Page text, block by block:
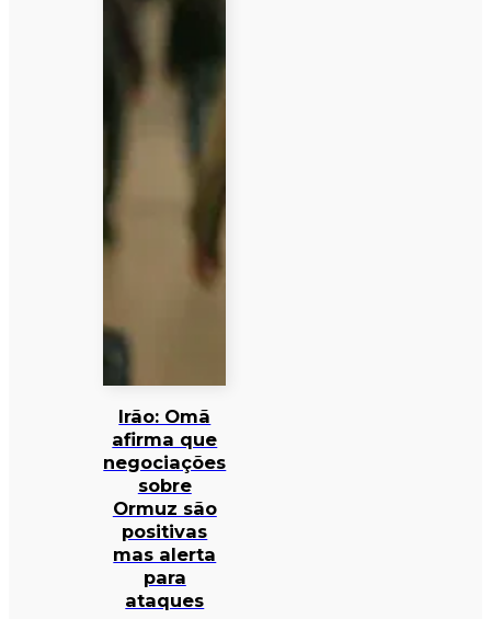
Irão: Omã
afirma que
negociações
sobre
Ormuz são
positivas
mas alerta
para
ataques